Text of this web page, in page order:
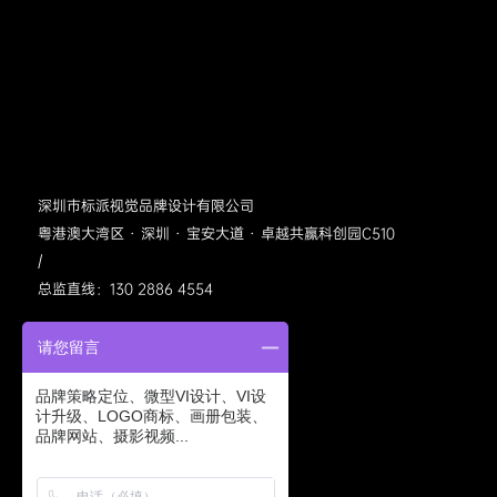
深圳市标派视觉品牌设计有限公司
粤港澳大湾区 · 深圳 · 宝安大道 · 卓越共赢科创园C510
/
总监直线：130 2886 4554
标派视觉公众号
请您留言
品牌策略定位、微型VI设计、VI设
计升级、LOGO商标、画册包装、
品牌网站、摄影视频...